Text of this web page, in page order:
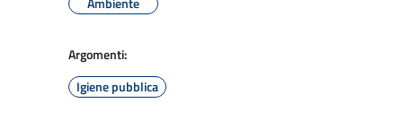
Argomenti:
Igiene pubblica